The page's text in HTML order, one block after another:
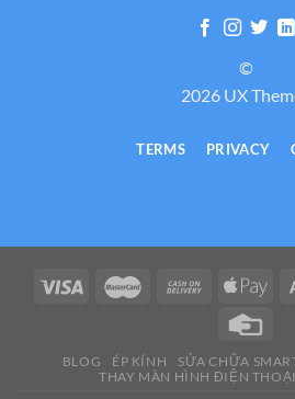
©
2026 UX
TERMS PRIVACY
BLOG ÉP KÍNH SỬA CHỮA
THAY MÀN HÌNH ĐIỆN THOẠI